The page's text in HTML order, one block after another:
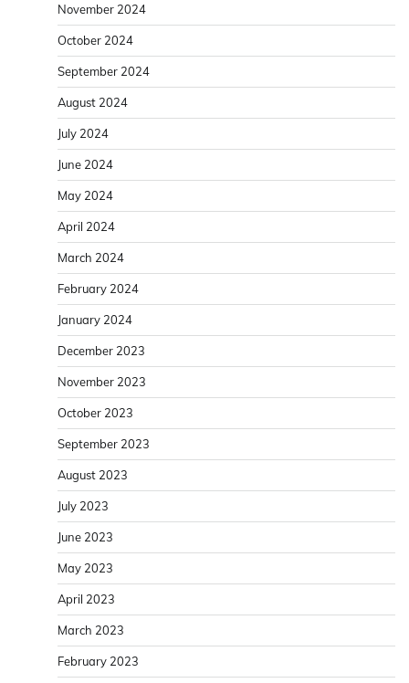
November 2024
October 2024
September 2024
August 2024
July 2024
June 2024
May 2024
April 2024
March 2024
February 2024
January 2024
December 2023
November 2023
October 2023
September 2023
August 2023
July 2023
June 2023
May 2023
April 2023
March 2023
February 2023